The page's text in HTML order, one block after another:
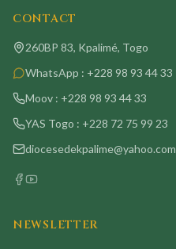
CONTACT
260BP 83, Kpalimé, Togo
WhatsApp : +228 98 93 44 33
Moov : +228 98 93 44 33
YAS Togo : +228 72 75 99 23
diocesedekpalime@yahoo.com
NEWSLETTER